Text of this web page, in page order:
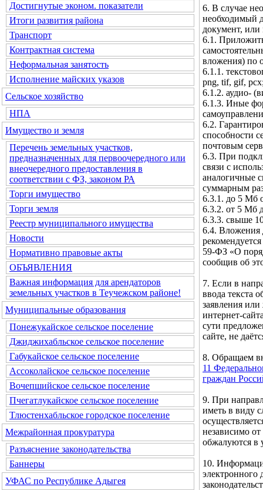
Достигнутые эконом. показатели
Итоги развития района
Транспорт
Контрактная система
Неформальная занятость
Исполнение майских указов
Сельское хозяйство
НПА
Имущество и земля
Перечень земельных участков,
предназначенных для первоочередного или
внеочередного предоставления в
соответствии с ФЗ, законом РА
Торги имущество
Торги земля
Реестр муниципального имущества
Новости
Нормативно правовые акты
ОБЪЯВЛЕНИЯ
Важная информация для арендаторов
земельных участков в Теучежском районе!
Муниципальные образования
Понежукайское сельское поселение
Джиджихабльское сельское поселение
Габукайское сельское поселение
Ассоколайское сельское поселение
Вочепшийское сельское поселение
Пчегатлукайское сельское поселение
Тлюстенхабльское городское поселение
Межрайонная прокуратура
Разъяснение законодательства
Баннеры
УФАС по Республике Адыгея
6. В случае
необходимый
документ,
6.1.
вложения) по
6.1.1.
png, tif, gif,
6.1.2. аудио-
6.1.3. Иные
6.2.
способности
почтовым
6.3. При
связи с
аналогичные
суммарным
6.3.1. до 5 Мб
6.3.2. от 5 Мб
6.3.3. свыше
6.4. Вложения
59-ФЗ «О
сообщив об
7. Если в
ввода текста
заявления
интернет-
сути
сайте, не
8. Обращаем
11
граждан
9. При
иметь в виду
независимо
обжалуются в
10.
электронного